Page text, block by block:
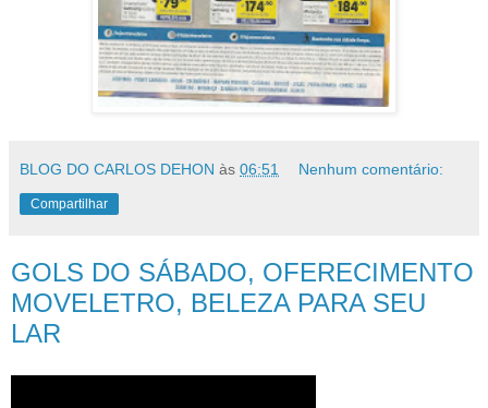
BLOG DO CARLOS DEHON às 06:51 Nenhum comentário:
Compartilhar
GOLS DO SÁBADO, OFERECIMENTO
MOVELETRO, BELEZA PARA SEU
LAR